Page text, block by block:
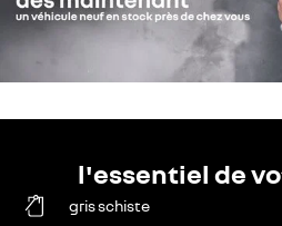
l'essentiel de
gris schiste